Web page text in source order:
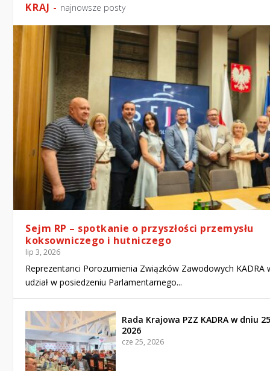
KRAJ - najnowsze posty
Sejm RP – spotkanie o przyszłości przemysłu
koksowniczego i hutniczego
lip 3, 2026
Reprezentanci Porozumienia Związków Zawodowych KADRA
udział w posiedzeniu Parlamentarnego...
Rada Krajowa PZZ KADRA w dniu
2026
cze 25, 2026